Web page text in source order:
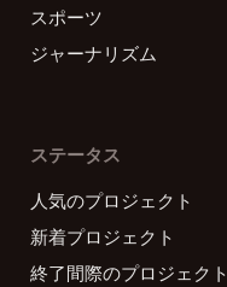
スポーツ
ジャーナリズム
ステータス
人気のプロジェクト
新着プロジェクト
終了間際のプロジェクト